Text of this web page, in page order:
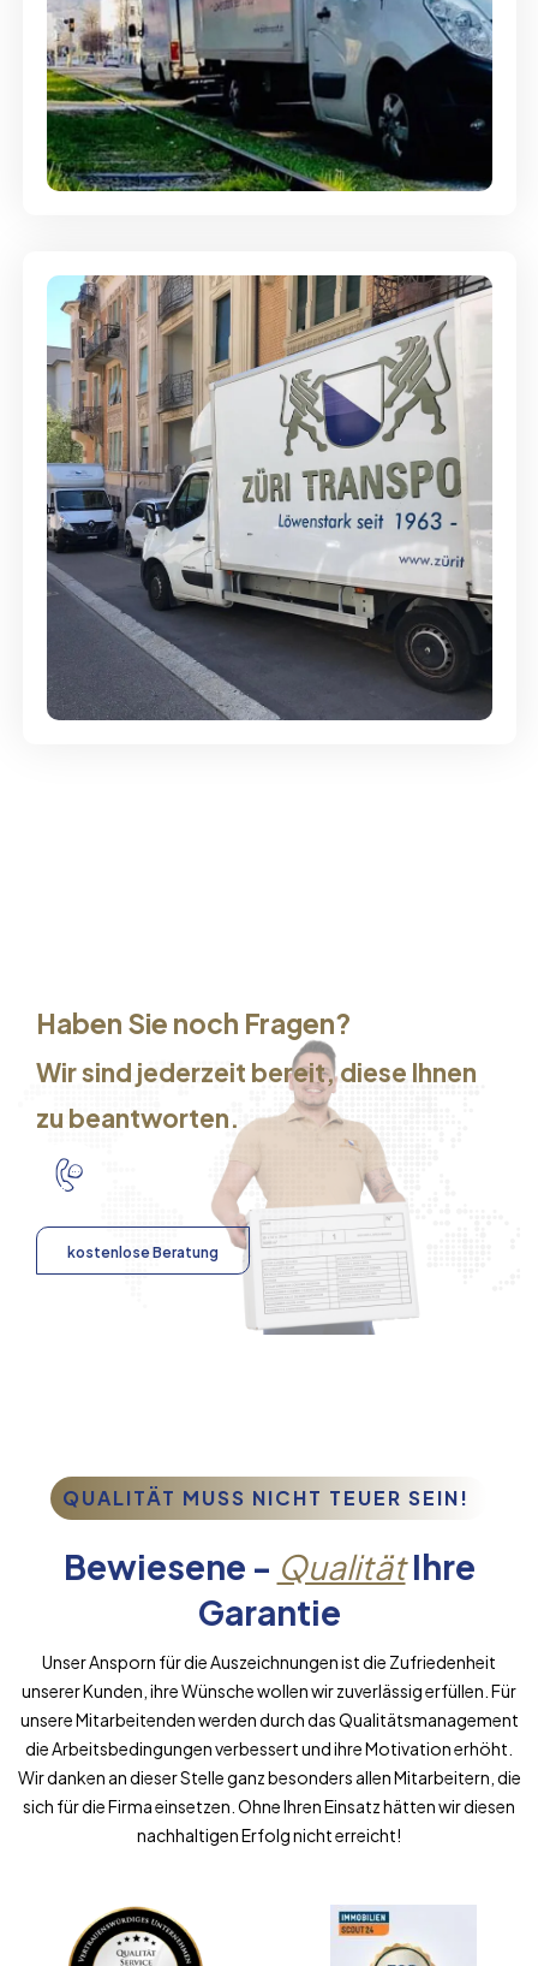
Ein- und Auspackservice
Günstige Umzüge - Hervorragender
Service
Haben Sie noch Fragen?
Wir sind jederzeit bereit, diese Ihnen
zu beantworten.
kostenlose Beratung
QUALITÄT MUSS NICHT TEUER SEIN!
Bewiesene - QualitätIhre
Garantie
Unser Ansporn für die Auszeichnungen ist die Zufriedenheit
unserer Kunden, ihre Wünsche wollen wir zuverlässig erfüllen. Für
unsere Mitarbeitenden werden durch das Qualitätsmanagement
die Arbeitsbedingungen verbessert und ihre Motivation erhöht.
Wir danken an dieser Stelle ganz besonders allen Mitarbeitern, die
sich für die Firma einsetzen. Ohne Ihren Einsatz hätten wir diesen
nachhaltigen Erfolg nicht erreicht!